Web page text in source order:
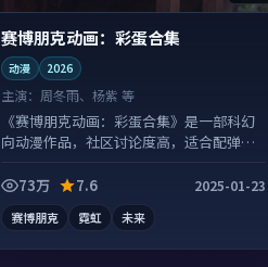
赛博朋克动画：彩蛋合集
动漫 2026
主演： 周冬雨、杨紫 等
《赛博朋克动画：彩蛋合集》是一部科幻
向动漫作品，社区讨论度高，适合配弹幕
73万
7.6 2025-01-23
赛博朋克 霓虹 未来